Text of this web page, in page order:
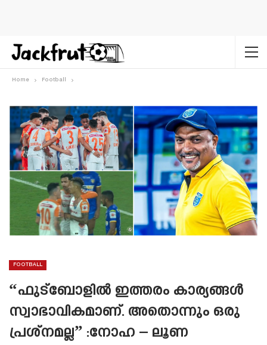
Home Football
FOOTBALL
“ഫുട്ബോളിൽ ഇത്തരം കാര്യങ്ങൾ
സ്വാഭാവികമാണ്. അതൊന്നും ഒരു
പ്രശ്‌നമല്ല” :നോഹ – ലൂണ